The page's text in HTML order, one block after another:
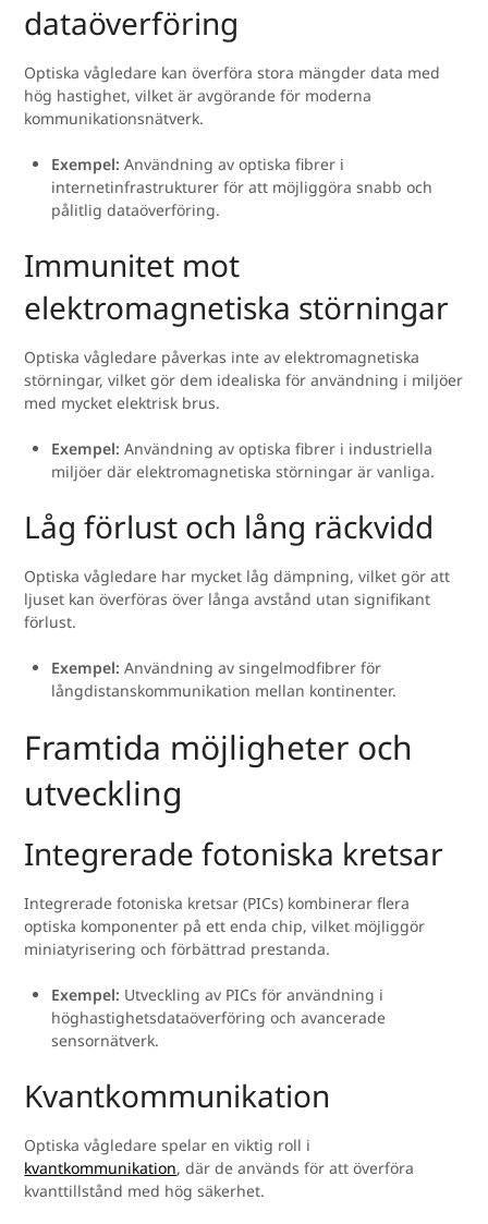
dataöverföring
Optiska vågledare kan överföra stora mängder data med
hög hastighet, vilket är avgörande för moderna
kommunikationsnätverk.
Exempel: Användning av optiska fibrer i
internetinfrastrukturer för att möjliggöra snabb och
pålitlig dataöverföring.
Immunitet mot
elektromagnetiska störningar
Optiska vågledare påverkas inte av elektromagnetiska
störningar, vilket gör dem idealiska för användning i miljöer
med mycket elektrisk brus.
Exempel: Användning av optiska fibrer i industriella
miljöer där elektromagnetiska störningar är vanliga.
Låg förlust och lång räckvidd
Optiska vågledare har mycket låg dämpning, vilket gör att
ljuset kan överföras över långa avstånd utan signifikant
förlust.
Exempel: Användning av singelmodfibrer för
långdistanskommunikation mellan kontinenter.
Framtida möjligheter och
utveckling
Integrerade fotoniska kretsar
Integrerade fotoniska kretsar (PICs) kombinerar flera
optiska komponenter på ett enda chip, vilket möjliggör
miniatyrisering och förbättrad prestanda.
Exempel: Utveckling av PICs för användning i
höghastighetsdataöverföring och avancerade
sensornätverk.
Kvantkommunikation
Optiska vågledare spelar en viktig roll i
kvantkommunikation, där de används för att överföra
kvanttillstånd med hög säkerhet.